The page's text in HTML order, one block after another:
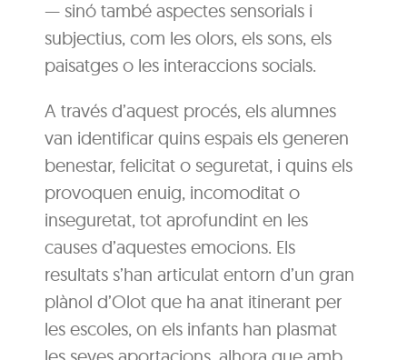
— sinó també aspectes sensorials i
subjectius, com les olors, els sons, els
paisatges o les interaccions socials.
A través d’aquest procés, els alumnes
van identificar quins espais els generen
benestar, felicitat o seguretat, i quins els
provoquen enuig, incomoditat o
inseguretat, tot aprofundint en les
causes d’aquestes emocions. Els
resultats s’han articulat entorn d’un gran
plànol d’Olot que ha anat itinerant per
les escoles, on els infants han plasmat